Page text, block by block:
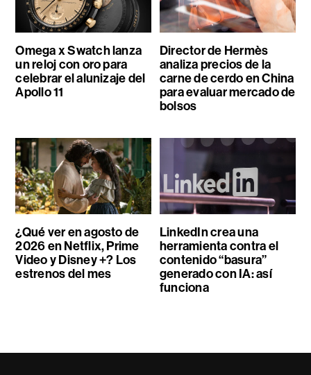
Omega x Swatch lanza
un reloj con oro para
celebrar el alunizaje del
Apollo 11
Director de Hermès
analiza precios de la
carne de cerdo en China
para evaluar mercado de
bolsos
¿Qué ver en agosto de
2026 en Netflix, Prime
Video y Disney +? Los
estrenos del mes
LinkedIn crea una
herramienta contra el
contenido “basura”
generado con IA: así
funciona